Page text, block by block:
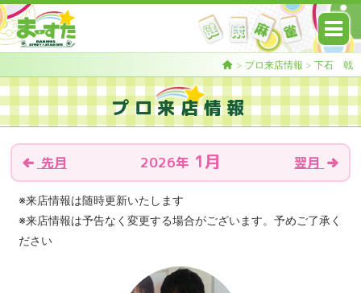
> プロ来店情報 > 下石 戟
プロ来店情報
先月 2026年 1月 翌月
※来店情報は随時更新いたします
※来店情報は予告なく変更する場合がございます。予めご了承く
ださい